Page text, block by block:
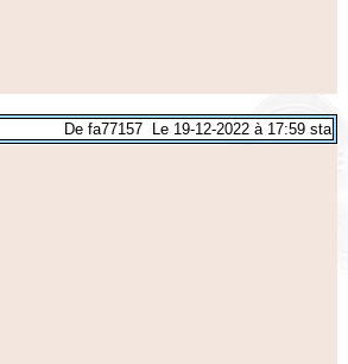
De fa77157 Le 19-12-2022 à 17:59 sta